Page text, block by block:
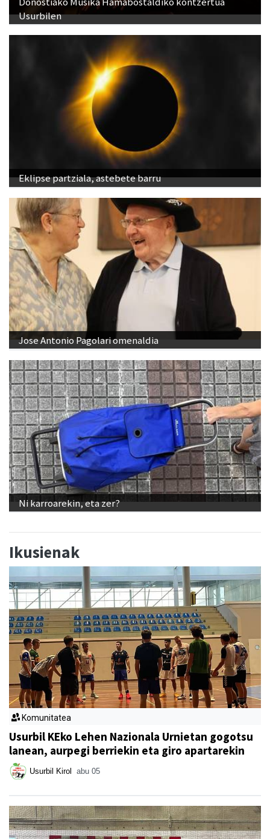
Usurbilen
Eklipse partziala, astebete barru
Jose Antonio Pagolari omenaldia
Ni karroarekin, eta zer?
Ikusienak
Komunitatea
Usurbil KEko Lehen Nazionala Urnietan gogotsu
lanean, aurpegi berriekin eta giro apartarekin
Usurbil Kirol abu 05